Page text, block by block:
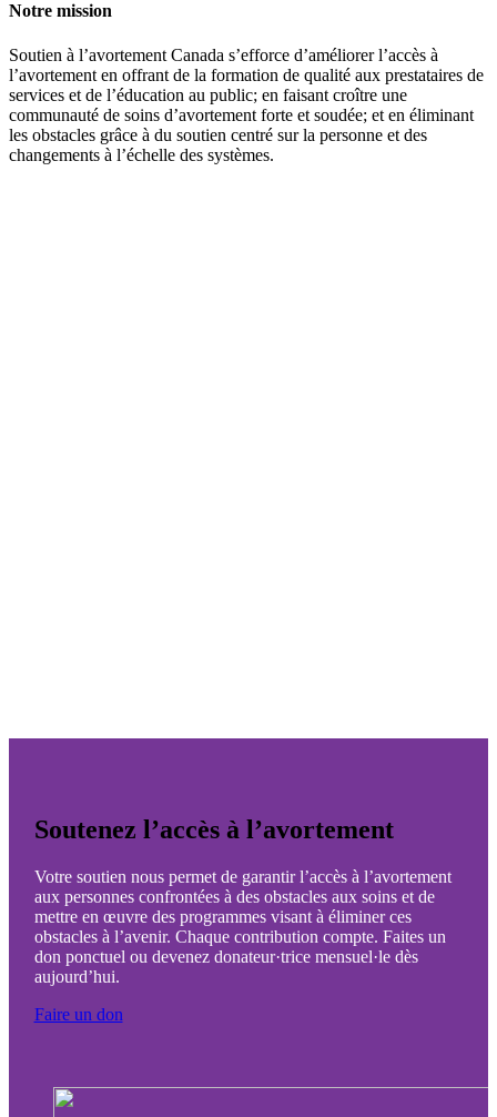
Notre mission
Soutien à l’avortement Canada s’efforce d’améliorer l’accès à
l’avortement en offrant de la formation de qualité aux prestataires de
services et de l’éducation au public; en faisant croître une
communauté de soins d’avortement forte et soudée; et en éliminant
les obstacles grâce à du soutien centré sur la personne et des
changements à l’échelle des systèmes.
Soutenez l’accès à l’avortement
Votre soutien nous permet de garantir l’accès à l’avortement
aux personnes confrontées à des obstacles aux soins et de
mettre en œuvre des programmes visant à éliminer ces
obstacles à l’avenir. Chaque contribution compte. Faites un
don ponctuel ou devenez donateur·trice mensuel·le dès
aujourd’hui.
Faire un don